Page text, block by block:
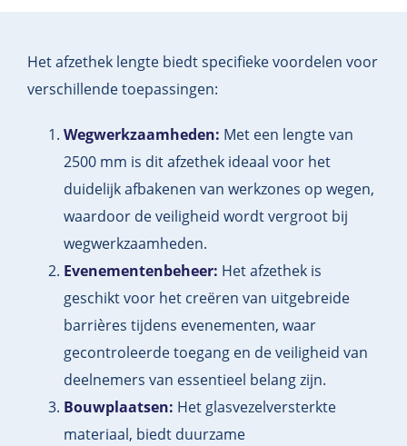
Het afzethek lengte biedt specifieke voordelen voor
verschillende toepassingen:
Wegwerkzaamheden: Met een lengte van
2500 mm is dit afzethek ideaal voor het
duidelijk afbakenen van werkzones op wegen,
waardoor de veiligheid wordt vergroot bij
wegwerkzaamheden.
Evenementenbeheer: Het afzethek is
geschikt voor het creëren van uitgebreide
barrières tijdens evenementen, waar
gecontroleerde toegang en de veiligheid van
deelnemers van essentieel belang zijn.
Bouwplaatsen: Het glasvezelversterkte
materiaal, biedt duurzame